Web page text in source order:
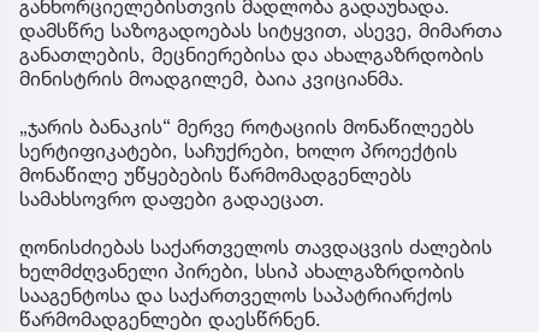
განხორციელებისთვის მადლობა გადაუხადა.
დამსწრე საზოგადოებას სიტყვით, ასევე, მიმართა
განათლების, მეცნიერებისა და ახალგაზრდობის
მინისტრის მოადგილემ, ბაია კვიციანმა.
„ჯარის ბანაკის“ მერვე როტაციის მონაწილეებს
სერტიფიკატები, საჩუქრები, ხოლო პროექტის
მონაწილე უწყებების წარმომადგენლებს
სამახსოვრო დაფები გადაეცათ.
ღონისძიებას საქართველოს თავდაცვის ძალების
ხელმძღვანელი პირები, სსიპ ახალგაზრდობის
სააგენტოსა და საქართველოს საპატრიარქოს
წარმომადგენლები დაესწრნენ.